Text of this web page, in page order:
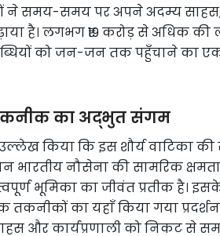
ने समय-समय पर अपने अदम्य
है। लगभग ₹19 करोड़ से अधिक की
को जन-जन तक पहुँचाने का
तकनीक का अद्भुत संगम
किया कि इस शौर्य वाटिका
भारतीय नौसेना की सामरिक
भूमिका का जीवंत प्रतीक है।
का यहाँ किया गया प्रदर्शन
साहस और कार्यप्रणाली को निकट से